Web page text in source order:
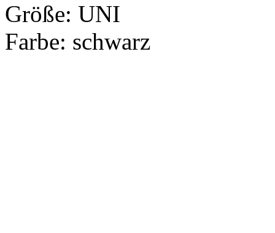
Größe: UNI
Farbe: schwarz